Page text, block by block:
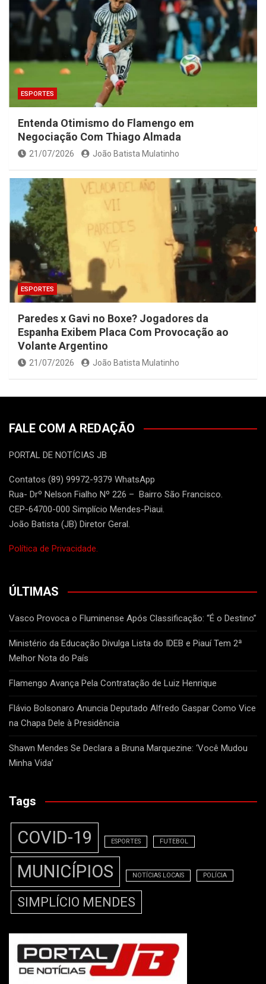
ESPORTES
Entenda Otimismo do Flamengo em
Negociação Com Thiago Almada
21/07/2026 João Batista Mulatinho
ESPORTES
Paredes x Gavi no Boxe? Jogadores da
Espanha Exibem Placa Com Provocação ao
Volante Argentino
21/07/2026 João Batista Mulatinho
FALE COM A REDAÇÃO
PORTAL DE NOTÍCIAS JB
Contatos (89) 99972-9379 WhatsApp
Rua- Drº Nelson Fialho Nº 226 – Bairro São Francisco.
CEP-64700-000 Simplício Mendes-Piaui.
João Batista (JB) Diretor Geral.
Política de Privacidade.
ÚLTIMAS
Vasco Provoca o Fluminense Após Classificação: “É o Destino”
Ministério da Educação Divulga Lista do IDEB e Piauí Tem 2ª
Melhor Nota do País
Flamengo Avança Pela Contratação de Luiz Henrique
Flávio Bolsonaro Anuncia Deputado Alfredo Gaspar Como Vice
na Chapa Dele à Presidência
Shawn Mendes Se Declara a Bruna Marquezine: ‘Você Mudou
Minha Vida’
Tags
COVID-19 ESPORTES FUTEBOL
MUNICÍPIOS NOTÍCIAS LOCAIS POLÍCIA
SIMPLÍCIO MENDES